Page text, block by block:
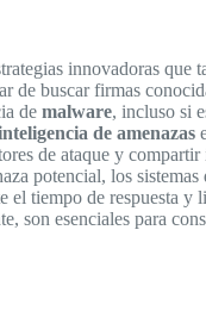
innovadoras que
de buscar firmas
de malware, incluso si
de amenazas
de ataque y
potencial, los sistemas
tiempo de respuesta y
son esenciales para